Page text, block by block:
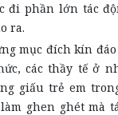
đi phần lớn tác
ra.
đích kín đáo
các thầy tế ở
giấu trẻ em
ghen ghét mà